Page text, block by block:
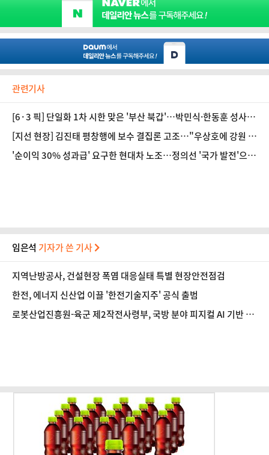
관련기사
[6·3 픽] 단일화 1차 시한 맞은 '부산 북갑'…박민식·한동훈 성사
가능성은
[지선 현장] 김진태 평창행에 보수 결집론 고조…"우상호에 강원 뺏
긴다고 난리"
'순이익 30% 성과급' 요구한 현대차 노조…정의선 '국가 발전'으로
임은석 기자가 쓴 기사
지역난방공사, 건설현장 폭염 대응실태 특별 현장안전점검
한전, 에너지 신산업 이끌 '한전기술지주' 공식 출범
로봇산업진흥원-육군 제2작전사령부, 국방 분야 피지컬 AI 기반 로